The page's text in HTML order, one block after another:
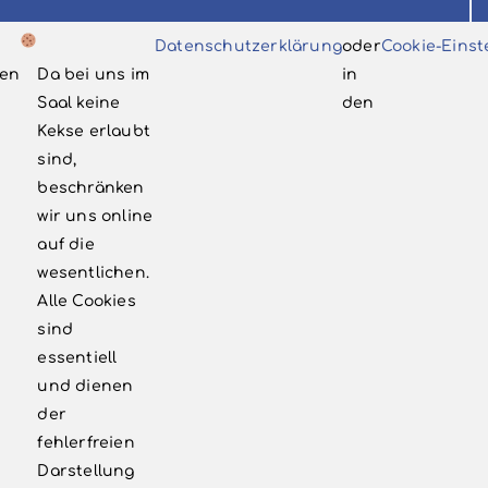
Volksbühne Bergisch Neukirchen e.V.
Da bei uns im
Saal keine
Kekse erlaubt
sind,
beschränken
wir uns online
auf die
wesentlichen.
Alle Cookies
sind
essentiell
und dienen
der
fehlerfreien
Darstellung
Datenschutzerklärungoder
in
den
Cookie-